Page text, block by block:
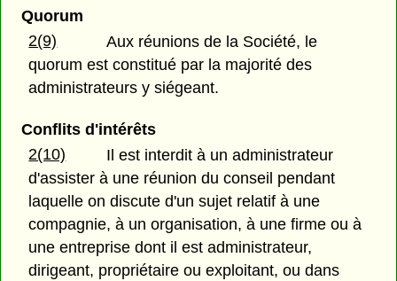
Quorum
2(9)
Aux réunions de la Société, le
quorum est constitué par la majorité des
administrateurs y siégeant.
Conflits d'intérêts
2(10)
Il est interdit à un administrateur
d'assister à une réunion du conseil pendant
laquelle on discute d'un sujet relatif à une
compagnie, à un organisation, à une firme ou à
une entreprise dont il est administrateur,
dirigeant, propriétaire ou exploitant, ou dans